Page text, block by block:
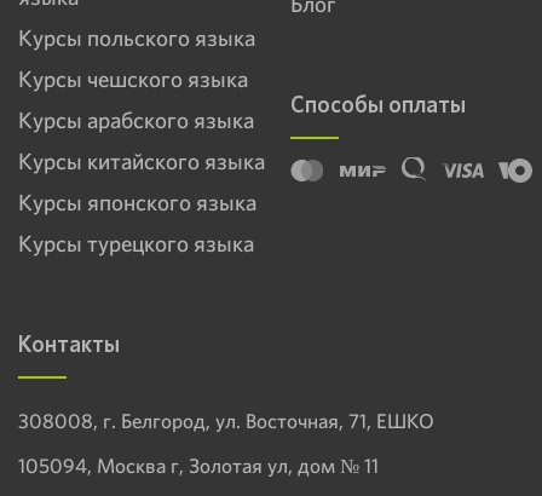
Способы оплаты
Курсы польского языка
Курсы чешского языка
Курсы арабского языка
Курсы китайского языка
Курсы японского языка
Курсы турецкого языка
Контакты
308008, г. Белгород, ул. Восточная, 71, ЕШКО
105094, Москва г, Золотая ул, дом № 11